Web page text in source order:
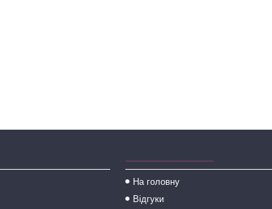
На головну
Відгуки